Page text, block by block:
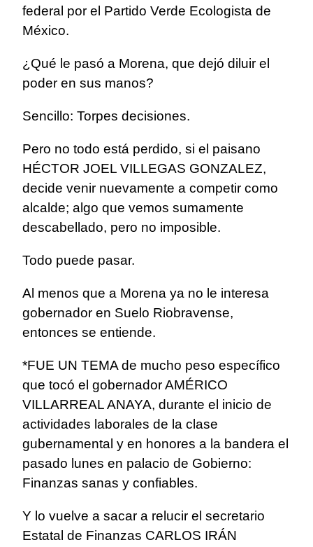
federal por el Partido Verde Ecologista de
México.
¿Qué le pasó a Morena, que dejó diluir el
poder en sus manos?
Sencillo: Torpes decisiones.
Pero no todo está perdido, si el paisano
HÉCTOR JOEL VILLEGAS GONZALEZ,
decide venir nuevamente a competir como
alcalde; algo que vemos sumamente
descabellado, pero no imposible.
Todo puede pasar.
Al menos que a Morena ya no le interesa
gobernador en Suelo Riobravense,
entonces se entiende.
*FUE UN TEMA de mucho peso específico
que tocó el gobernador AMÉRICO
VILLARREAL ANAYA, durante el inicio de
actividades laborales de la clase
gubernamental y en honores a la bandera el
pasado lunes en palacio de Gobierno:
Finanzas sanas y confiables.
Y lo vuelve a sacar a relucir el secretario
Estatal de Finanzas CARLOS IRÁN